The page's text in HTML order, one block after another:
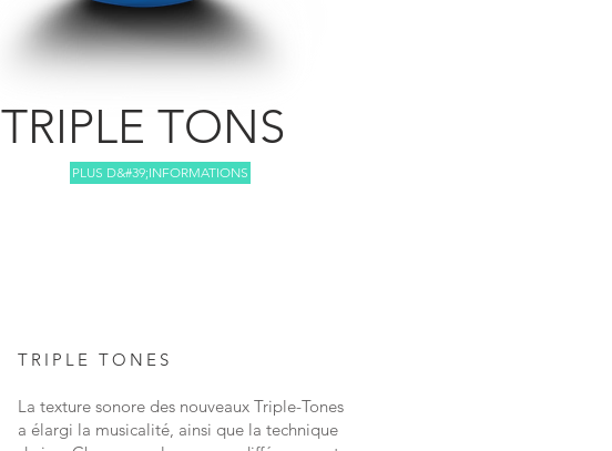
TRIPLE TONS
PLUS D&#39;INFORMATIONS
TRIPLE TONES
La texture sonore des nouveaux Triple-Tones
a élargi la musicalité, ainsi que la technique